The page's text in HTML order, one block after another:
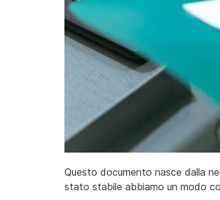
Questo documento nasce dalla
stato stabile abbiamo un modo